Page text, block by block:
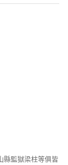
縣監獄梁柱等俱皆